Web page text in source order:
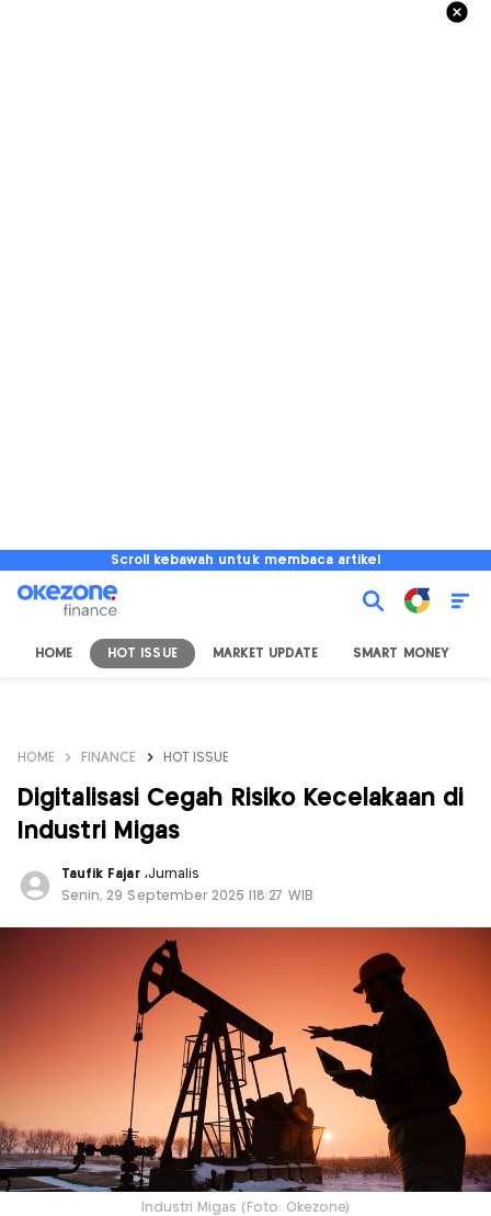
Scroll kebawah untuk membaca artikel
HOME HOT ISSUE MARKET UPDATE SMART MONEY
HOME FINANCE HOT ISSUE
Digitalisasi Cegah Risiko Kecelakaan di
Industri Migas
Taufik Fajar ,Jurnalis
Senin, 29 September 2025 |18:27 WIB
Industri Migas (Foto: Okezone)